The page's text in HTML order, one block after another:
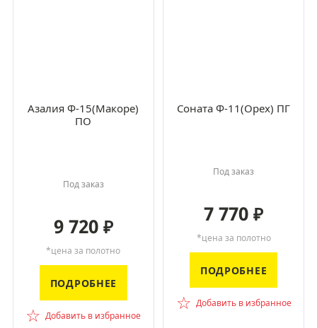
Азалия Ф-15(Макоре)
ПО
Под заказ
9 720 ₽
*цена за полотно
ПОДРОБНЕЕ
☆ Добавить в избранное
Соната Ф-11(Орех) ПГ
Под заказ
7 770₽
*цена за полотно
ПОДРОБНЕЕ
☆ Добавить в избранное